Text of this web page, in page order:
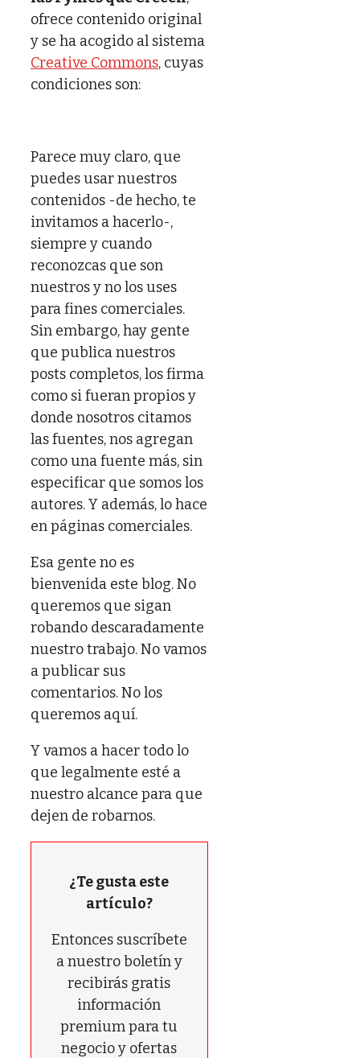
ofrece contenido original
y se ha acogido al sistema
Creative Commons, cuyas
condiciones son:
Parece muy claro, que
puedes usar nuestros
contenidos -de hecho, te
invitamos a hacerlo-,
siempre y cuando
reconozcas que son
nuestros y no los uses
para fines comerciales.
Sin embargo, hay gente
que publica nuestros
posts completos, los firma
como si fueran propios y
donde nosotros citamos
las fuentes, nos agregan
como una fuente más, sin
especificar que somos los
autores. Y además, lo hace
en páginas comerciales.
Esa gente no es
bienvenida este blog. No
queremos que sigan
robando descaradamente
nuestro trabajo. No vamos
a publicar sus
comentarios. No los
queremos aquí.
Y vamos a hacer todo lo
que legalmente esté a
nuestro alcance para que
dejen de robarnos.
¿Te gusta este
artículo?
Entonces suscríbete
a nuestro boletín y
recibirás gratis
información
premium para tu
negocio y ofertas